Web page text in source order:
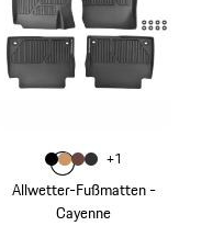
Allwetter-Fußmatten -
Cayenne
Farbe
Farbeschwarz
Farbe luxorbeige
Farbetrüffelbraun
Farbe
+1